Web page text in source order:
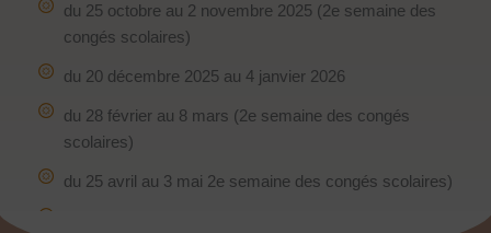
du 25 octobre au 2 novembre 2025 (2e semaine des
congés scolaires)
du 20 décembre 2025 au 4 janvier 2026
du 28 février au 8 mars (2e semaine des congés
scolaires)
du 25 avril au 3 mai 2e semaine des congés scolaires)